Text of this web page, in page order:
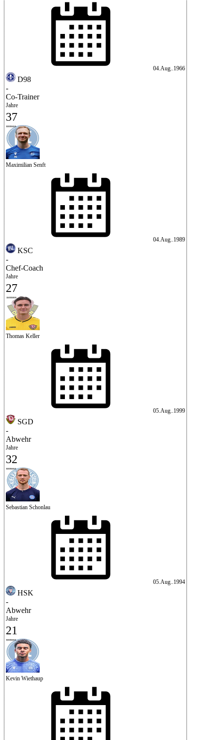
04.Aug..1966
D98
-
Co-Trainer
Jahre
37
Maximilian Senft
04.Aug..1989
KSC
-
Chef-Coach
Jahre
27
Thomas Keller
05.Aug..1999
SGD
-
Abwehr
Jahre
32
Sebastian Schonlau
05.Aug..1994
HSK
-
Abwehr
Jahre
21
Kevin Wiethaup